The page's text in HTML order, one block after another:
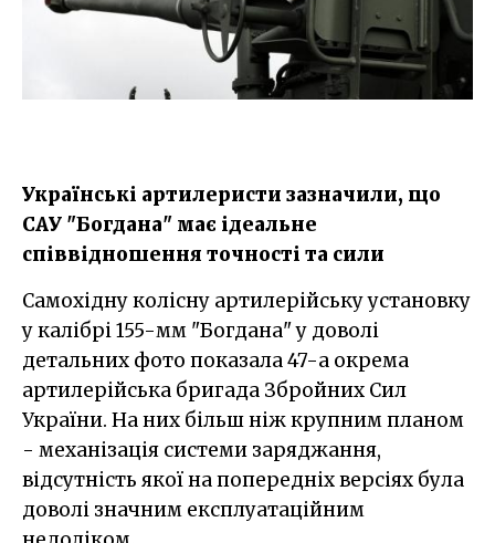
Українські артилеристи зазначили, що
САУ "Богдана" має ідеальне
співвідношення точності та сили
Самохідну колісну артилерійську установку
у калібрі 155-мм "Богдана" у доволі
детальних фото показала 47-а окрема
артилерійська бригада Збройних Сил
України. На них більш ніж крупним планом
- механізація системи заряджання,
відсутність якої на попередніх версіях була
доволі значним експлуатаційним